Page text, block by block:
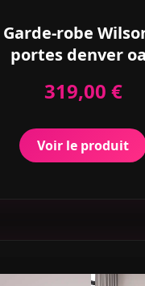
Garde-robe
portes denver
319,00 €
Voir le produit